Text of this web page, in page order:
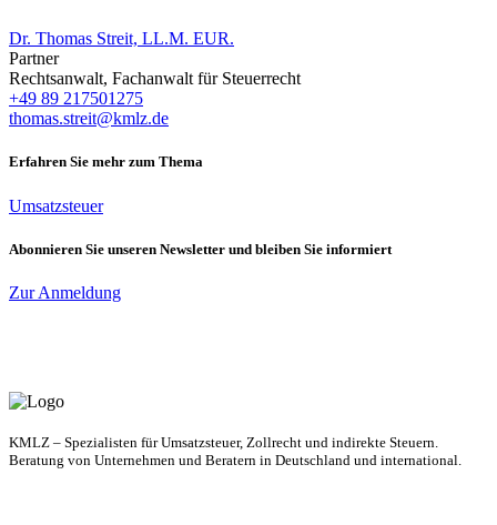
Dr. Thomas Streit, LL.M. EUR.
Partner
Rechtsanwalt, Fachanwalt für Steuerrecht
+49 89 217501275
thomas.streit@kmlz.de
Erfahren Sie mehr zum Thema
Umsatzsteuer
Abonnieren Sie unseren Newsletter und bleiben Sie informiert
Zur Anmeldung
KMLZ – Spezialisten für Umsatzsteuer, Zollrecht und indirekte Steuern.
Beratung von Unternehmen und Beratern in Deutschland und international.